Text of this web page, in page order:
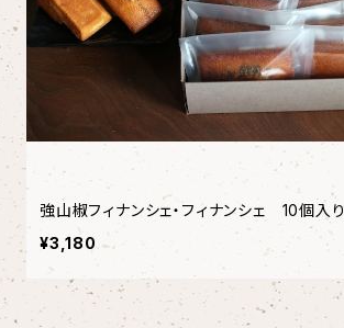
強山椒フィナンシェ・フィナンシェ 10個入り
¥3,180